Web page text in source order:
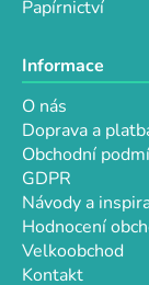
Papírnictví
Informace
O nás
Doprava a
Obchodní
GDPR
Návody a
Hodnocení
Velkoobchod
Kontakt